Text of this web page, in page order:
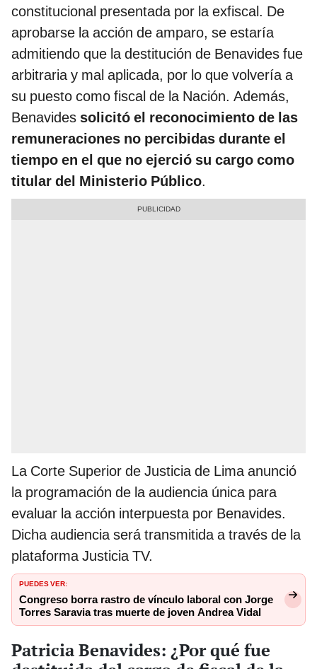
constitucional presentada por la exfiscal. De
aprobarse la acción de amparo, se estaría
admitiendo que la destitución de Benavides fue
arbitraria y mal aplicada, por lo que volvería a
su puesto como fiscal de la Nación. Además,
Benavides solicitó el reconocimiento de las
remuneraciones no percibidas durante el
tiempo en el que no ejerció su cargo como
titular del Ministerio Público.
La Corte Superior de Justicia de Lima anunció
la programación de la audiencia única para
evaluar la acción interpuesta por Benavides.
Dicha audiencia será transmitida a través de la
plataforma Justicia TV.
PUEDES VER:
Congreso borra rastro de vínculo laboral con Jorge
Torres Saravia tras muerte de joven Andrea Vidal
Patricia Benavides: ¿Por qué fue